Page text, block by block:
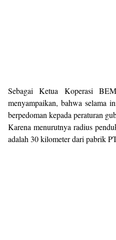
Sebagai Ketua Koperasi
menyampaikan, bahwa selama
berpedoman kepada peraturan
Karena menurutnya radius
adalah 30 kilometer dari pabrik